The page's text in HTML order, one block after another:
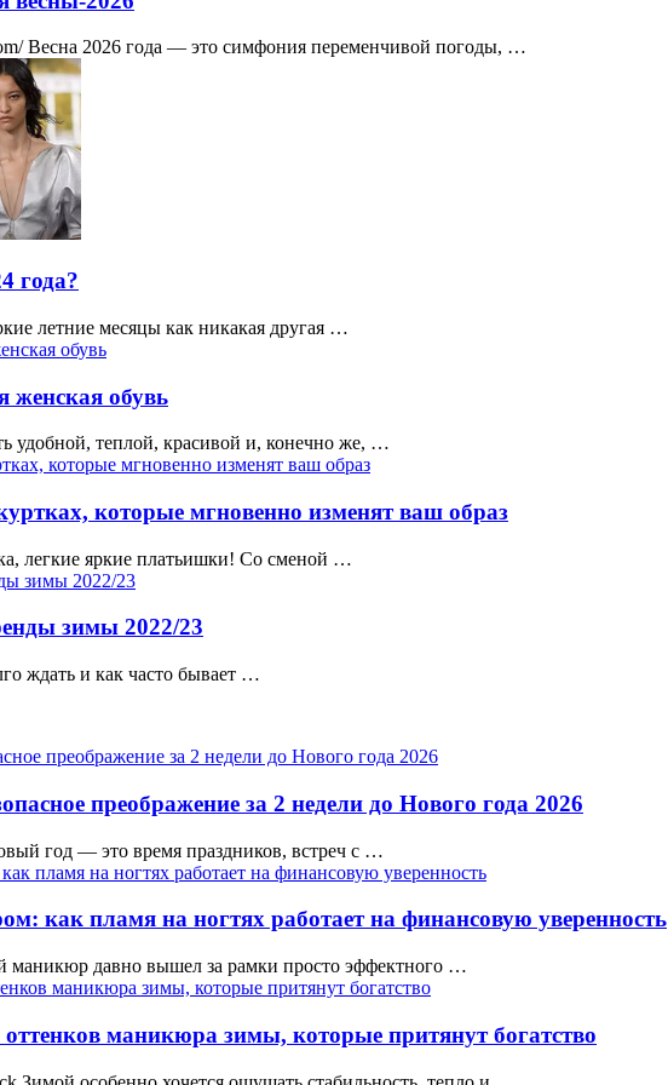
Весна 2026 года — это симфония переменчивой погоды, …
года?
летние месяцы как никакая другая …
женская обувь
удобной, теплой, красивой и, конечно же, …
которые мгновенно изменят ваш образ
легкие яркие платьишки! Со сменой …
зимы 2022/23
ждать и как часто бывает …
преображение за 2 недели до Нового года 2026
год — это время праздников, встреч с …
как пламя на ногтях работает на финансовую уверенность
давно вышел за рамки просто эффектного …
маникюра зимы, которые притянут богатство